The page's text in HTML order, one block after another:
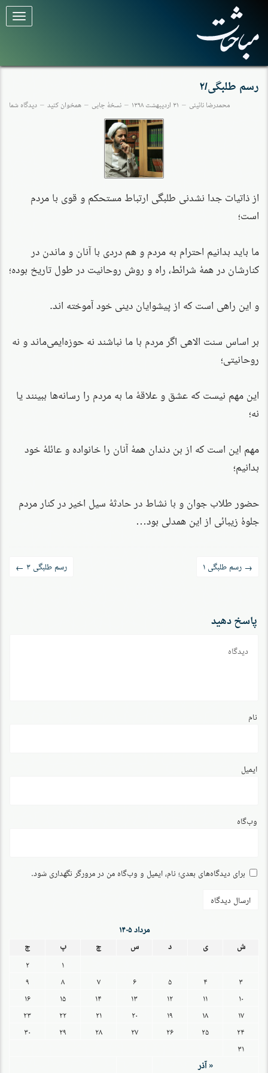
برای
تغییر
کنید
رسم طلبگی/۲
محمدرضا نائینی ۳۱ اردیبهشت ۱۳۹۸ نسخهٔ چاپی همخوان کنید دیدگاه شما
از ذاتیات جدا نشدنی طلبگی ارتباط مستحکم و قوی با مردم
است؛
ما باید بدانیم احترام به مردم و هم دردی با آنان و ماندن در
کنارشان در همهٔ شرائط، راه و روش روحانیت در طول تاریخ بوده؛
و این راهی است که از پیشوایان دینی خود آموخته اند.
بر اساس سنت الاهی اگر مردم با ما نباشند نه حوزه‌ایمی‌ماند و نه
روحانیتی؛
این مهم نیست که عشق و علاقهٔ ما به مردم را رسانه‌ها ببینند یا
نه؛
مهم این است که از بن دندان همهٔ آنان را خانواده و عائلهٔ خود
بدانیم؛
حضور طلاب جوان و با نشاط در حادثهٔ سیل اخیر در کنار مردم
جلوهٔ زیبائی از این همدلی بود…
راه‌بری
→ رسم طلبگی ۱ رسم طلبگی ۳ ←
پاسخ دهید
نام
ایمیل
وب‌گاه
برای دیدگاه‌های بعدی؛ نام، ایمیل و وب‌گاه من در مرورگر نگهداری شود.
مرداد ۱۴۰۵
ش
ی د س چ پ
ج
۱
۲
۳
۴ ۵ ۶ ۷ ۸
۹
۱۰
۱۱ ۱۲ ۱۳ ۱۴ ۱۵
۱۶
۱۷
۱۸ ۱۹ ۲۰ ۲۱ ۲۲
۲۳
۲۴
۲۵ ۲۶ ۲۷ ۲۸ ۲۹
۳۰
۳۱
« آذر